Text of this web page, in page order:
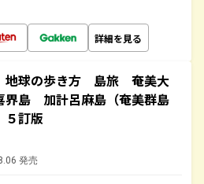
詳細を見る
球の歩き方 島旅 奄美大
島 加計呂麻島（奄美群島
訂版
発売